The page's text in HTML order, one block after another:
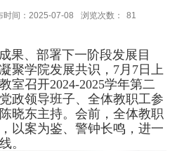
时间：2025-07-08 浏览次数： 81
、部署下一阶段发展目
聚学院发展共识，7月7日上
室召开2024-2025学年第二
政领导班子、全体教职工参
晓东主持。会前，全体教职
以案为鉴、警钟长鸣，进一
。